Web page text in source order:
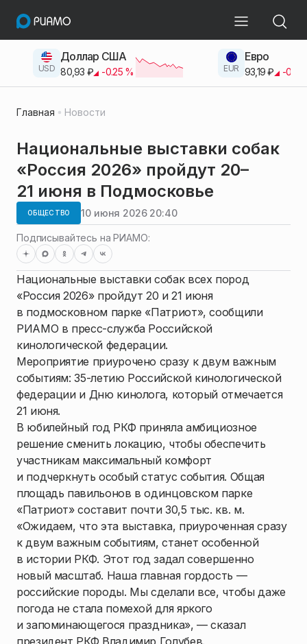
USD
Доллар США
80,93 ₽ -0.25% EUR
Евро
93,19 ₽ -0.42
Главная Новости
Национальные выставки собак
«Россия 2026» пройдут 20–
21 июня в Подмосковье
ОБЩЕСТВО 10 июня 2026 20:40
Подписывайтесь на РИАМО:
Национальные выставки собак всех пород
«Россия 2026» пройдут 20 и 21 июня
в подмосковном парке «Патриот», сообщили
РИАМО в пресс-служба Российской
кинологической федерации.
Мероприятие приурочено сразу к двум важным
событиям: 35-летию Российской кинологической
федерации и Дню кинолога, который отмечается
21 июня.
В юбилейный год РКФ приняла амбициозное
решение сменить локацию, чтобы обеспечить
участникам максимальный комфорт
и подчеркнуть особый статус события. Общая
площадь павильонов в одинцовском парке
«Патриот» составит почти 30,5 тыс. кв. м.
«Ожидаем, что эта выставка, приуроченная сразу
к двум важным событиям, станет особенной
в истории РКФ. Этот год задал совершенно
новый масштаб. Наша главная гордость —
российские породы. Мы сделали все, чтобы даже
погода не стала помехой для яркого
и запоминающегося праздника», — сказал
президент РКФ Владимир Голубев.